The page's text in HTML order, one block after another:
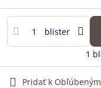
blister
1
Pridať k Obľúbeným